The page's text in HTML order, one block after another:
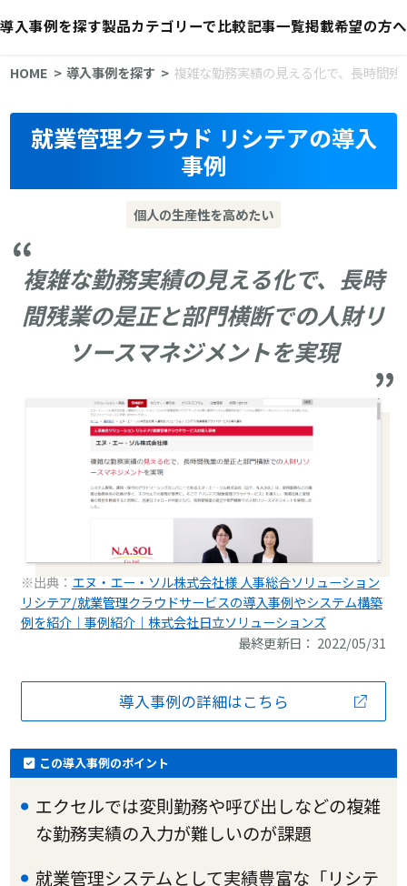
導入事例を探す製品カテゴリーで比較記事一覧掲載希望の方へ
HOME 導入事例を探す 複雑な勤務実績の見える化で、長時間
就業管理クラウド リシテアの導入
事例
個人の生産性を高めたい
複雑な勤務実績の見える化で、長時
間残業の是正と部門横断での人財リ
ソースマネジメントを実現
※出典： エヌ・エー・ソル株式会社様 人事総合ソリューション
リシテア/就業管理クラウドサービスの導入事例やシステム構築
例を紹介｜事例紹介｜株式会社日立ソリューションズ
最終更新日： 2022/05/31
導入事例の詳細はこちら
この導入事例のポイント
エクセルでは変則勤務や呼び出しなどの複雑
な勤務実績の入力が難しいのが課題
就業管理システムとして実績豊富な「リシテ